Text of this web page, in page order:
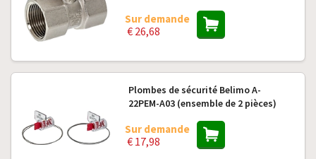
Sur demande
€ 26,68
Plombes de sécurité Belimo A-
22PEM-A03 (ensemble de 2 pièces)
Sur demande
€ 17,98